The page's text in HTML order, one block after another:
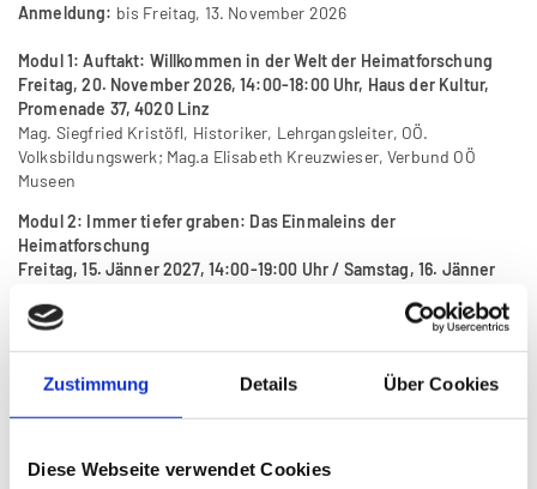
Zustimmung Details Über Cookies
Diese Webseite verwendet Cookies
Anmeldung: bis Freitag, 13. November 2026
Modul 1: Auftakt: Willkommen in der Welt der Heimatforschung
Freitag, 20. November 2026, 14:00-18:00 Uhr, Haus der Kultur,
Promenade 37, 4020 Linz
Mag. Siegfried Kristöfl, Historiker, Lehrgangsleiter, OÖ.
Volksbildungswerk; Mag.a Elisabeth Kreuzwieser, Verbund OÖ
Museen
Modul 2: Immer tiefer graben: Das Einmaleins der
Heimatforschung
Freitag, 15. Jänner 2027, 14:00-19:00 Uhr / Samstag, 16. Jänner
Weinberg 1, 4292 Kefermarkt
Schillerplatz 2, 4020 Linz